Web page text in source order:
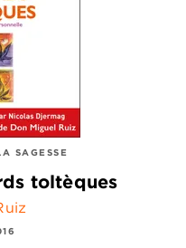
SAGESSE
toltèques